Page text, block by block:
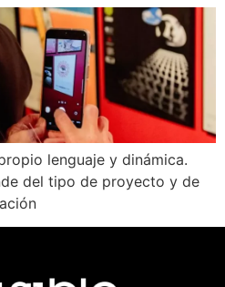
lenguaje y dinámica.
del tipo de proyecto y de